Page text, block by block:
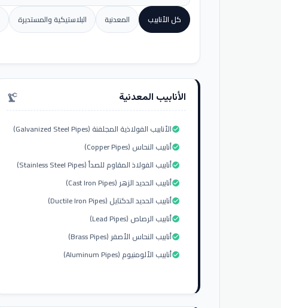
كل الأنابيب المعدنية البلاستيكية والمستديرة
الأنابيب المعدنية precision_manufacturing
الأنابيب الفولاذية المجلفنة (Galvanized Steel Pipes)check_circle
أنابيب النحاس (Copper Pipes)check_circle
أنابيب الفولاذ المقاوم للصدأ (Stainless Steel Pipes)check_circle
أنابيب الحديد الزهر (Cast Iron Pipes)check_circle
أنابيب الحديد الدكتايل (Ductile Iron Pipes)check_circle
أنابيب الرصاص (Lead Pipes)check_circle
أنابيب النحاس الأصفر (Brass Pipes)check_circle
أنابيب الألومنيوم (Aluminum Pipes)check_circle